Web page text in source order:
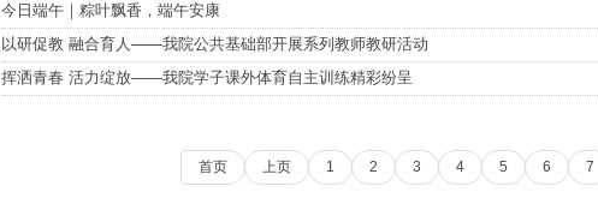
今日端午｜粽叶飘香，端午安康
以研促教 融合育人——我院公共基础部开展系列教师教研活动
挥洒青春 活力绽放——我院学子课外体育自主训练精彩纷呈
首页 上页 1 2 3 4 5 6 7